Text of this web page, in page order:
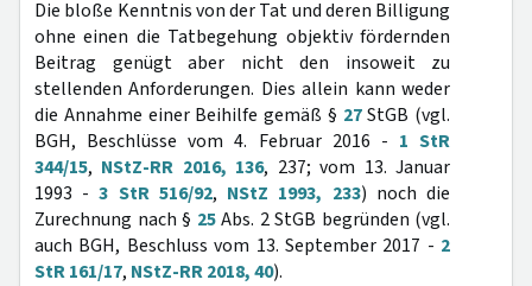
Die bloße Kenntnis von der Tat und deren Billigung
ohne einen die Tatbegehung objektiv fördernden
Beitrag genügt aber nicht den insoweit zu
stellenden Anforderungen. Dies allein kann weder
die Annahme einer Beihilfe gemäß § 27StGB (vgl.
BGH, Beschlüsse vom 4. Februar 2016 - 1 StR
344/15, NStZ-RR 2016, 136, 237; vom 13. Januar
1993 -3 StR 516/92, NStZ 1993, 233) noch die
Zurechnung nach § 25Abs. 2 StGB begründen (vgl.
auch BGH, Beschluss vom 13. September 2017 - 2
StR 161/17, NStZ-RR 2018, 40).